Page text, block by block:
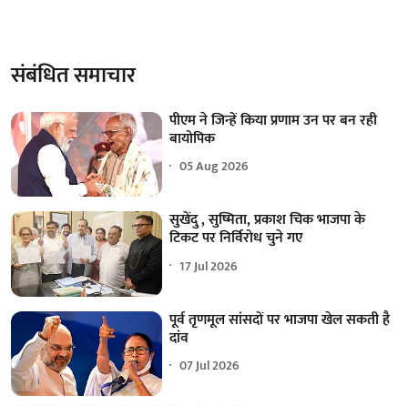
संबंधित समाचार
पीएम ने जिन्हें किया प्रणाम उन पर बन रही
बायोपिक
05 Aug 2026
सुखेंदु , सुष्मिता, प्रकाश चिक भाजपा के
टिकट पर निर्विरोध चुने गए
17 Jul 2026
पूर्व तृणमूल सांसदों पर भाजपा खेल सकती है
दांव
07 Jul 2026